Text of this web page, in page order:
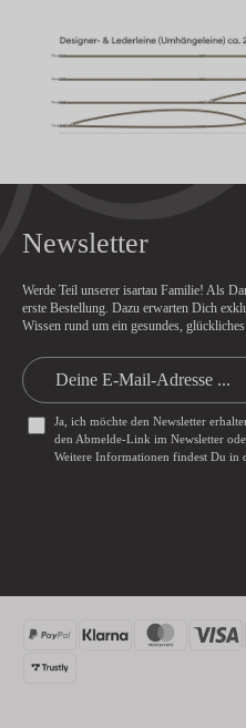
Newsletter
Werde Teil unserer isartau Familie! Als
erste Bestellung. Dazu erwarten Dich
Wissen rund um ein gesundes,
Ja, ich möchte den Newsletter
den Abmelde-Link im Newsletter
Weitere Informationen findest Du in